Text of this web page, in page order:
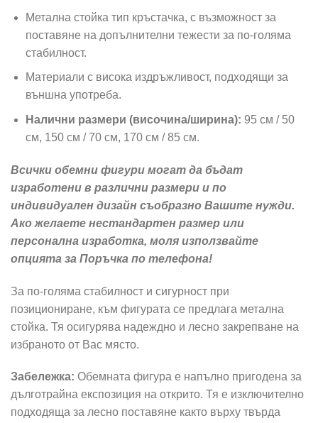
Метална стойка тип кръстачка, с възможност за
поставяне на допълнителни тежести за по-голяма
стабилност.
Материали с висока издръжливост, подходящи за
външна употреба.
Налични размери (височина/ширина): 95 см / 50
см, 150 см / 70 см, 170 см / 85 см.
Всички обемни фигури могат да бъдат
изработени в различни размери и по
индивидуален дизайн съобразно Вашите нужди.
Ако желаете нестандартен размер или
персонална изработка, моля използвайте
опцията за Поръчка по телефона!
За по-голяма стабилност и сигурност при
позициониране, към фигурата се предлага метална
стойка. Тя осигурява надеждно и лесно закрепване на
избраното от Вас място.
Забележка: Обемната фигура е напълно пригодена за
дълготрайна експозиция на открито. Тя е изключително
подходяща за лесно поставяне както върху твърда